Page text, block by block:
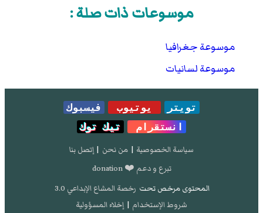
موسوعات ذات صلة :
موسوعة جغرافيا
موسوعة لسانيات
تويتر يوتيوب
فيسبوك
انستقرام
تيك توك
سياسة الخصوصية | من نحن | إتصل بنا
تبرع و دعم ❤️ donation
المحتوى مرخص تحت رخصة المشاع الإبداعي 3.0
شروط الإستخدام | إخلاء المسؤولية